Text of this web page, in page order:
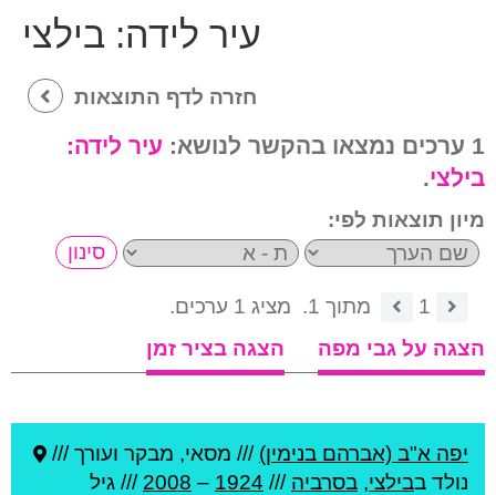
עיר לידה: בילצי
חזרה לדף התוצאות
1 ערכים נמצאו בהקשר לנושא:
עיר לידה:
בילצי.
מיון תוצאות לפי:
1 מתוך 1.
מציג 1 ערכים.
הצגה על גבי מפה
הצגה בציר זמן
יפה א"ב (אברהם בנימין) /// מסאי, מבקר ועורך ///
נולד בבילצי, בסרביה ///
1924
–
2008 /// גיל